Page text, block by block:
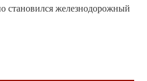
становился железнодорожный